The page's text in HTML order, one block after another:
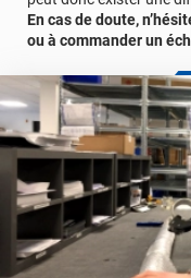
En cas de doute,
ou à commander un